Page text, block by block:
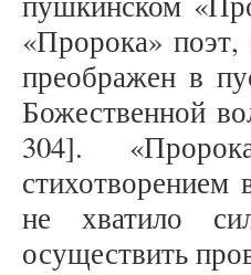
«Пророка»
преображен в
Божественной
304].
не хватило
осуществить